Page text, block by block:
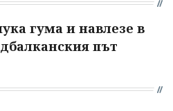
гума и навлезе в
път